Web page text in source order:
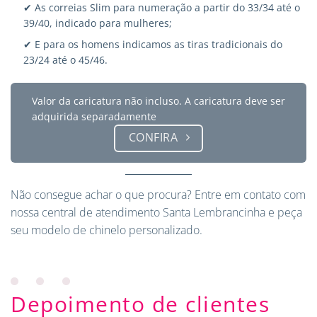
✔ As correias Slim para numeração a partir do 33/34 até o
39/40, indicado para mulheres;
✔ E para os homens indicamos as tiras tradicionais do
23/24 até o 45/46.
Valor da caricatura não incluso. A caricatura deve ser
adquirida separadamente
CONFIRA
Não consegue achar o que procura? Entre em contato com
nossa central de atendimento Santa Lembrancinha e peça
seu modelo de chinelo personalizado.
Depoimento de clientes